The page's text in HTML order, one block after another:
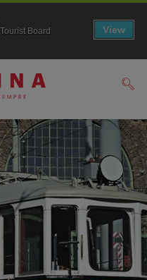
Board
View